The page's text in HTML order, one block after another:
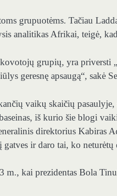
grupuotėms. Tačiau
analitikas Afrikai, teigė,
grupių, yra priversti
geresnę apsaugą“, sakė
vaikų skaičių
iš kurio šie blogi
direktorius Kabiras
ir daro tai, ko neturėtų
kai prezidentas Bola